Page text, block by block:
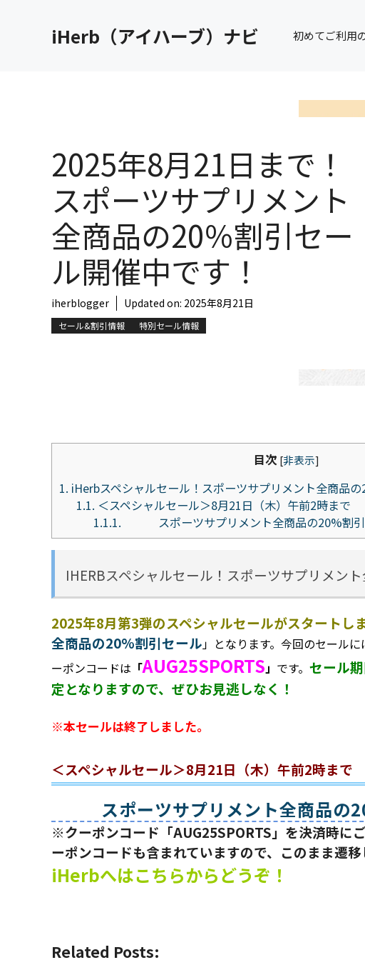
iHerb（アイハーブ）ナビ 初めてご利用
2025年8月21日まで！
スポーツサプリメント
全商品の20％割引セー
ル開催中です！
iherblogger Updated on: 2025年8月21日
セール&割引情報 特別セール情報
目次 [非表示]
1. iHerbスペシャルセール！スポーツサプリメント全商品
1.1. ＜スペシャルセール＞8月21日（木）午前2時まで
1.1.1. スポーツサプリメント全商品の20%割引
IHERBスペシャルセール！スポーツサプリメン
2025年8月第3弾のスペシャルセールがスタートし
全商品の20%割引セール」となります。今回のセール
ーポンコードは 「AUG25SPORTS」 です。 セール
定となりますので、ぜひお見逃しなく！
※本セールは終了しました。
＜スペシャルセール＞8月21日（木）午前2時まで
スポーツサプリメント全商品の
※クーポンコード「AUG25SPORTS」を決済時に
ーポンコードも含まれていますので、このまま遷
iHerbへはこちらからどうぞ！
Related Posts: